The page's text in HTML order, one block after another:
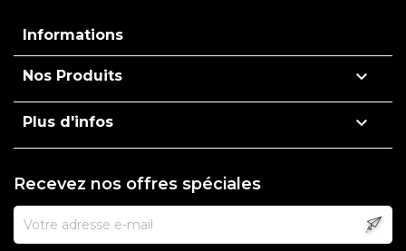
Informations
Nos Produits 
Plus d'infos 
Recevez nos offres spéciales